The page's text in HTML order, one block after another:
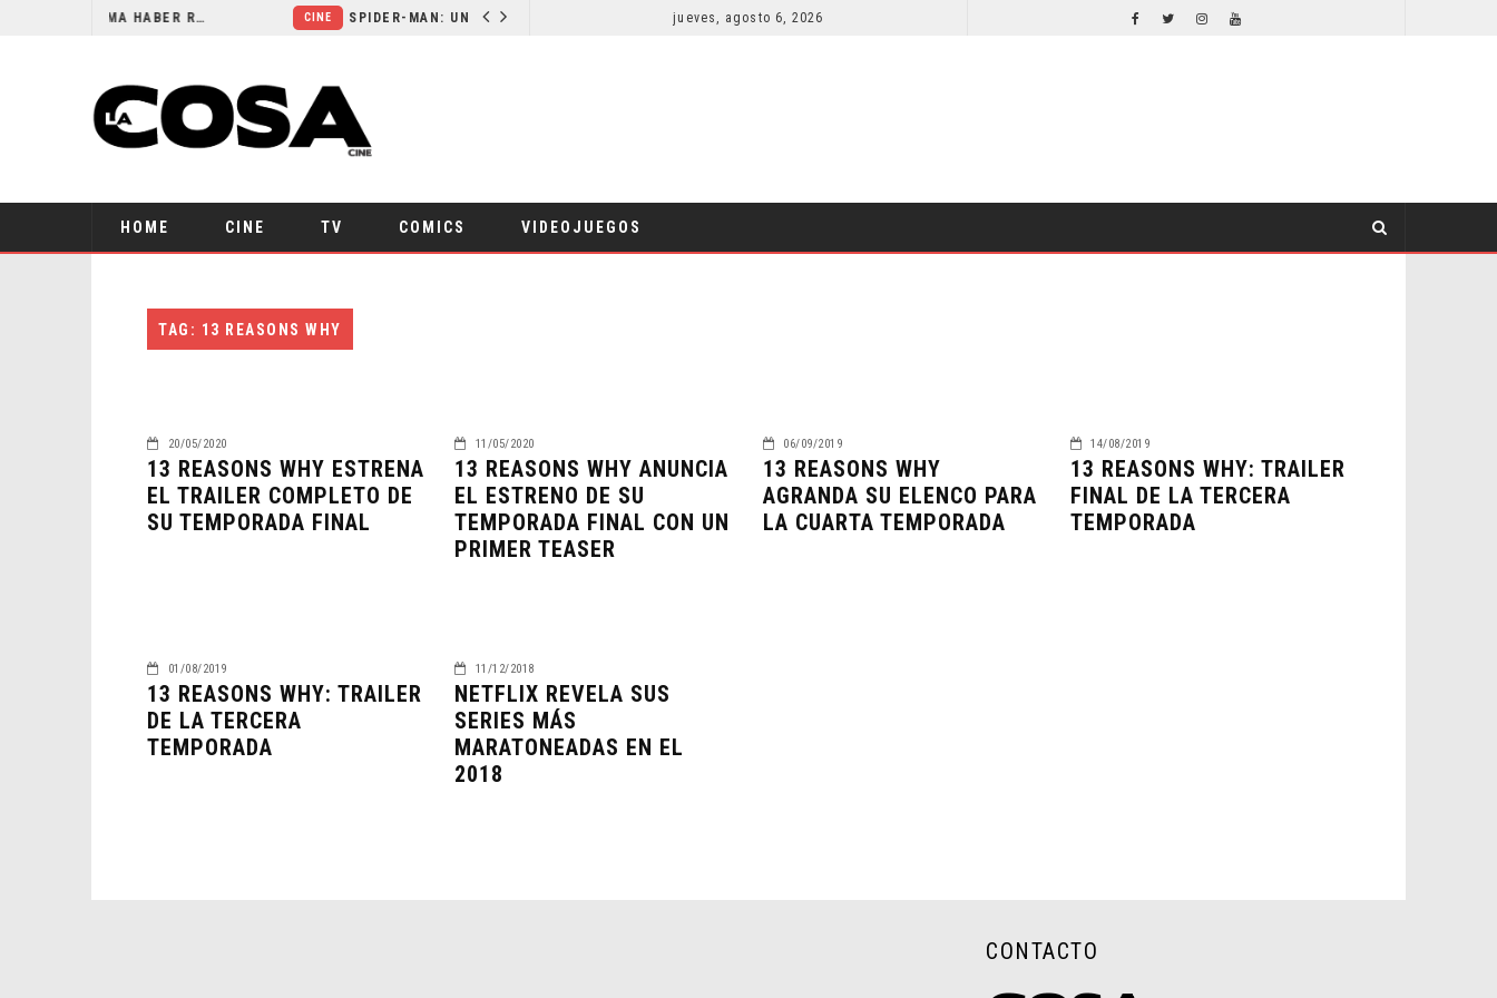
ORLANDO BLOOM AFIRMA HABER RECHAZADO SER BATMAN COMICSjueves, agosto 6, 2026
HOME CINE TV COMICS VIDEOJUEGOS
TAG: 13 REASONS WHY
20/05/2020
13 REASONS WHY ESTRENA
EL TRAILER COMPLETO DE
SU TEMPORADA FINAL
11/05/2020
13 REASONS WHY ANUNCIA
EL ESTRENO DE SU
TEMPORADA FINAL CON UN
PRIMER TEASER
06/09/2019
13 REASONS WHY
AGRANDA SU ELENCO PARA
LA CUARTA TEMPORADA
14/08/2019
13 REASONS WHY: TRAILER
FINAL DE LA TERCERA
TEMPORADA
01/08/2019
13 REASONS WHY: TRAILER
DE LA TERCERA
TEMPORADA
11/12/2018
NETFLIX REVELA SUS
SERIES MÁS
MARATONEADAS EN EL
2018
CONTACTO